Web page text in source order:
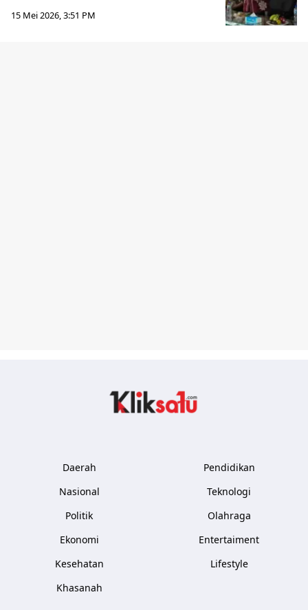
15 Mei 2026, 3:51 PM
Daerah
Nasional
Politik
Ekonomi
Kesehatan
Khasanah
Pendidikan
Teknologi
Olahraga
Entertaiment
Lifestyle